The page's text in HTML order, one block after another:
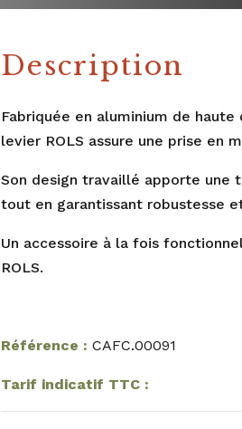
Description
Fabriquée en aluminium de
levier ROLS assure une prise en
Son design travaillé apporte une
tout en garantissant robustesse
Un accessoire à la fois
ROLS.
Référence : CAFC.00091
Tarif indicatif TTC :